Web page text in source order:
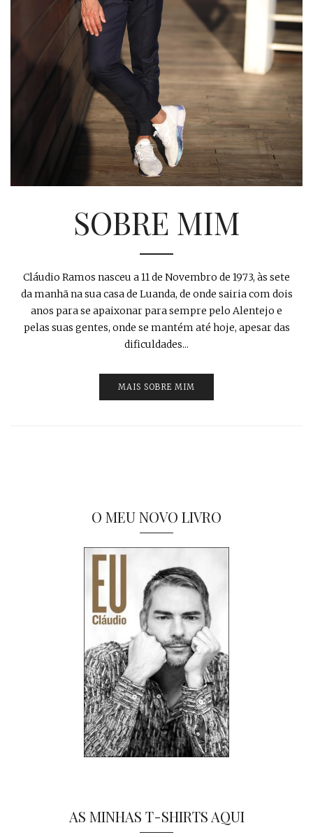
SOBRE MIM
Cláudio Ramos nasceu a 11 de Novembro de 1973, às sete
da manhã na sua casa de Luanda, de onde sairia com dois
anos para se apaixonar para sempre pelo Alentejo e
pelas suas gentes, onde se mantém até hoje, apesar das
dificuldades...
MAIS SOBRE MIM
O MEU NOVO LIVRO
AS MINHAS T-SHIRTS AQUI